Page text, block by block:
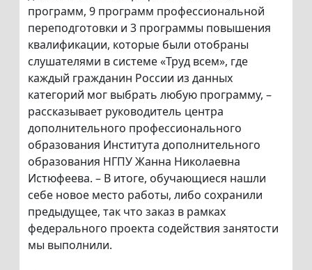
программ, 9 программ профессиональной
переподготовки и 3 программы повышения
квалификации, которые были отобраны
слушателями в системе «Труд всем», где
каждый гражданин России из данных
категорий мог выбрать любую программу, –
рассказывает руководитель центра
дополнительного профессионального
образования Института дополнительного
образования НГПУ Жанна Николаевна
Истюфеева. – В итоге, обучающиеся нашли
себе новое место работы, либо сохранили
предыдущее, так что заказ в рамках
федерального проекта содействия занятости
мы выполнили.